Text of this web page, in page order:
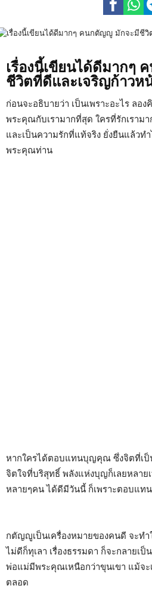
เรื่องนี้เขียนได้ดีมากๆ
ชีวิตที่ดีและเจริญก้าวห
ก่อนจะอธิบายว่า เป็นเพราะอะไร ลอ
พระคุณกับเรามากที่สุด ใครที่รักเราม
และเป็นความรักที่แท้จริง ยั่งยืนแล้วท
พระคุณท่าน
หากใครได้ตอบแทนบุญคุณ ซึ่งจิตที่เป็
จิตใจที่บริสุทธิ์ พลังแห่งบุญก็เลยหลาย
หลายๆคน ได้ดีมีวันนี้ ก็เพราะตอบแ
กตัญญูเป็นเครื่องหมายของคนดี จะทำ
ไม่ดีก็ทุเลา เรื่องธรรมดา ก็จะกลายเ
พ่อแม่มีพระคุณเหนือกว่าขุนเขา แม้จะ
ตลอด